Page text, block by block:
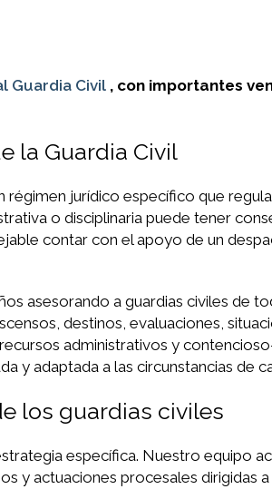
Guardia Civil , con importantes
la Guardia Civil
jurídico específico que
o disciplinaria puede tener
contar con el apoyo de un
asesorando a guardias civiles de
destinos, evaluaciones,
administrativos y
y adaptada a las circunstancias de
los guardias civiles
específica. Nuestro equipo
y actuaciones procesales dirigidas